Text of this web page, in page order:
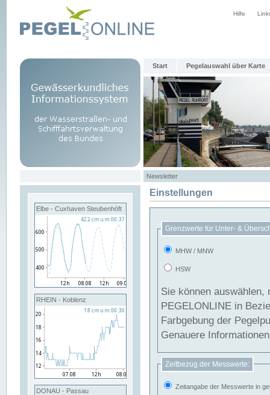
Hilfe
Start Pegelauswahl über Karte
Newsletter
Elbe - Cuxhaven Steubenhöft
RHEIN - Koblenz
DONAU - Passau
Einstellungen
Grenzwerte für Unter- &
MHW / MNW
HSW
Sie können
PEGELONLINE in Beziehung
Farbgebung der
Genauere
Zeitbezug der Messwerte:
Zeitangabe der Messwerte in